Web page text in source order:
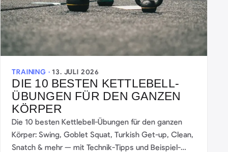
TRAINING ·13. JULI 2026
DIE 10 BESTEN KETTLEBELL-
ÜBUNGEN FÜR DEN GANZEN
KÖRPER
Die 10 besten Kettlebell-Übungen für den ganzen
Körper: Swing, Goblet Squat, Turkish Get-up, Clean,
Snatch & mehr — mit Technik-Tipps und Beispiel-